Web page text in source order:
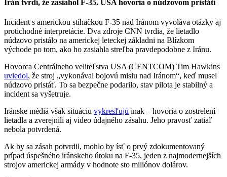
Irán tvrdí, že zasiahol F-35. USA hovoria o núdzovom pristátí
Incident s americkou stíhačkou F-35 nad Iránom vyvoláva otázky aj
protichodné interpretácie. Dva zdroje CNN tvrdia, že lietadlo
núdzovo pristálo na americkej leteckej základni na Blízkom
východe po tom, ako ho zasiahla streľba pravdepodobne z Iránu.
Hovorca Centrálneho veliteľstva USA (CENTCOM) Tim Hawkins
uviedol, že stroj „vykonával bojovú misiu nad Iránom“, keď musel
núdzovo pristáť. To sa bezpečne podarilo, stav pilota je stabilný a
incident sa vyšetruje.
Iránske médiá však situáciu vykresľujú inak – hovoria o zostrelení
lietadla a zverejnili aj video údajného zásahu. Jeho pravosť zatiaľ
nebola potvrdená.
Ak by sa zásah potvrdil, mohlo by ísť o prvý zdokumentovaný
prípad úspešného iránskeho útoku na F-35, jeden z najmodernejších
strojov americkej armády v hodnote sto miliónov dolárov.